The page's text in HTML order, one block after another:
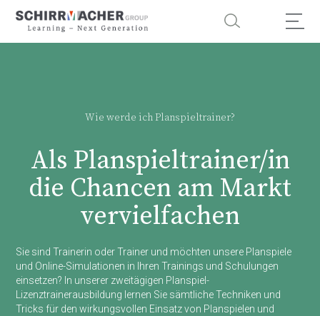
Wie werde ich Planspieltrainer?
Als Planspieltrainer/in
die Chancen am Markt
vervielfachen
Sie sind Trainerin oder Trainer und möchten unsere Planspiele
und Online-Simulationen in Ihren Trainings und Schulungen
einsetzen? In unserer zweitägigen Planspiel-
Lizenztrainerausbildung lernen Sie sämtliche Techniken und
Tricks für den wirkungsvollen Einsatz von Planspielen und